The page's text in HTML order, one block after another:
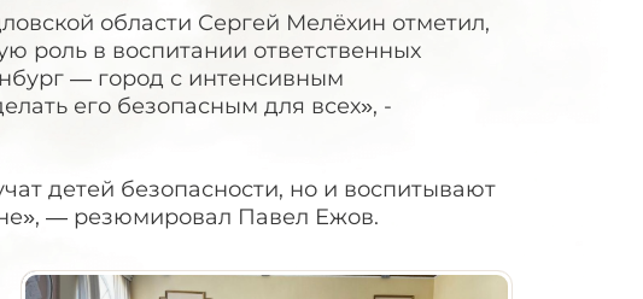
области Сергей Мелёхин отметил,
роль в воспитании ответственных
— город с интенсивным
его безопасным для всех», -
детей безопасности, но и воспитывают
— резюмировал Павел Ежов.